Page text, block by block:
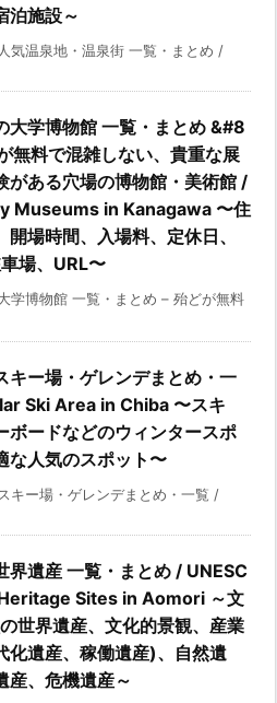
泊施設～
気温泉地・温泉街 一覧・まとめ /
大学博物館 一覧・まとめ &#8
無料で混雑しない、貴重な展
がある穴場の博物館・美術館 /
Museums in Kanagawa 〜住
開場時間、入場料、定休日、
場、URL〜
学博物館 一覧・まとめ – 殆どが無料
キー場・ゲレンデまとめ・一
Ski Area in Chiba 〜スキ
ボードなどのウィンタースポ
な人気のスポット〜
キー場・ゲレンデまとめ・一覧 /
界遺産 一覧・まとめ / UNESC
Sites in Aomori ～文
世界遺産、文化的景観、産業
化遺産、稼働遺産)、自然遺
産、危機遺産～